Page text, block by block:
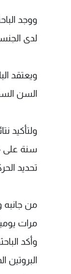
ووجد
لدى
السن
تحديد
مرات
وأكد
البروتين